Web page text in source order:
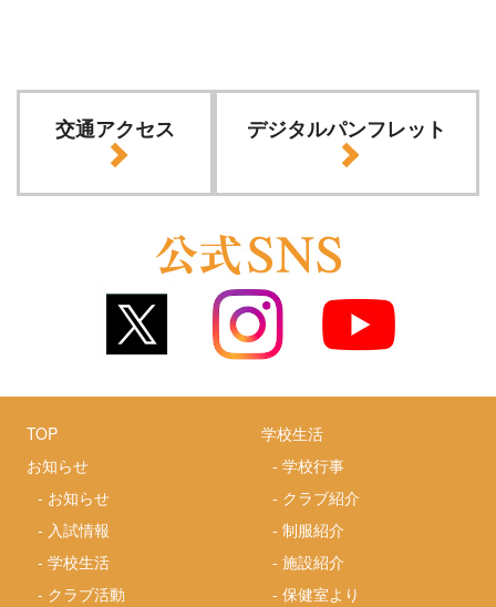
交通アクセス デジタルパンフレット
TOP
お知らせ
- お知らせ
- 入試情報
-学校生活
- クラブ活動
学校生活
-学校行事
- クラブ紹介
-制服紹介
-施設紹介
-保健室より